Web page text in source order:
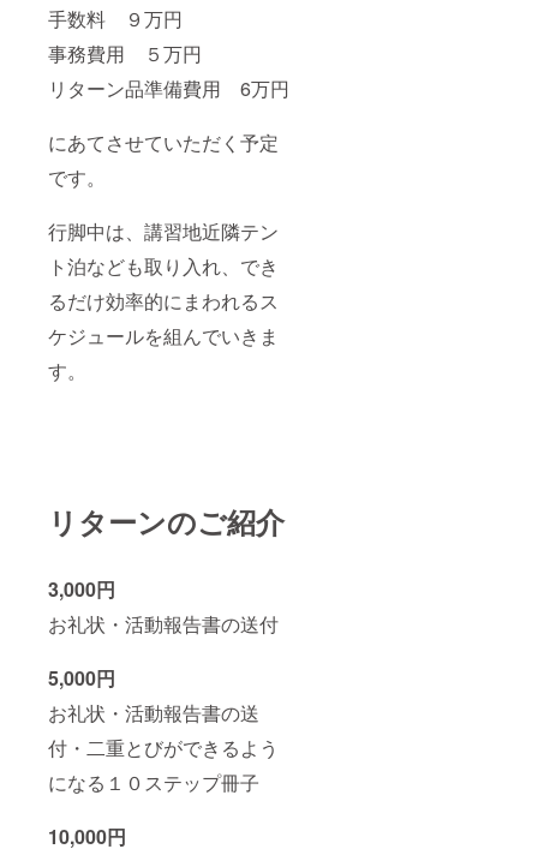
手数料 ９万円
事務費用 ５万円
リターン品準備費用 6万円
にあてさせていただく予定
です。
行脚中は、講習地近隣テン
ト泊なども取り入れ、でき
るだけ効率的にまわれるス
ケジュールを組んでいきま
す。
リターンのご紹介
3,000円
お礼状・活動報告書の送付
5,000円
お礼状・活動報告書の送
付・二重とびができるよう
になる１０ステップ冊子
10,000円